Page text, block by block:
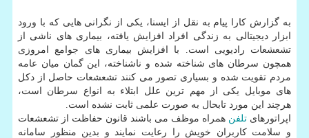
به گزارش کارا پیام به نقل از ایسنا، یکی از نگرانی هایی که با ورود
ابزار دیجیتالی به زندگی افراد افزایش یافته، بیماری های ناشی از
تشعشعات رادیویی است. با افزایش بیماری های جوامع امروزی
همچون سرطان های شناخته شده و ناشناخته، این گمان میان عامه
مردم تقویت شده و بسیاری تصور می کنند تشعشعات حاصل از دکل
های موبایل یکی از مهم ترین علل ابتلاء به انواع سرطان است،
هرچند این مورد تابحال به صورت علمی ثابت نشده است.
اپراتورهای تلفن همراه موظف می باشند قانون حفاظت از تشعشعات
و سلامت کاربران خویش را رعایت نمایند و بدین منظور سامانه